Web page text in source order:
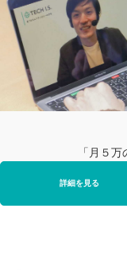
「月５
詳細を見る